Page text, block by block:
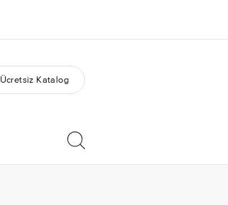
Kariyer
Ücretsiz Katalog